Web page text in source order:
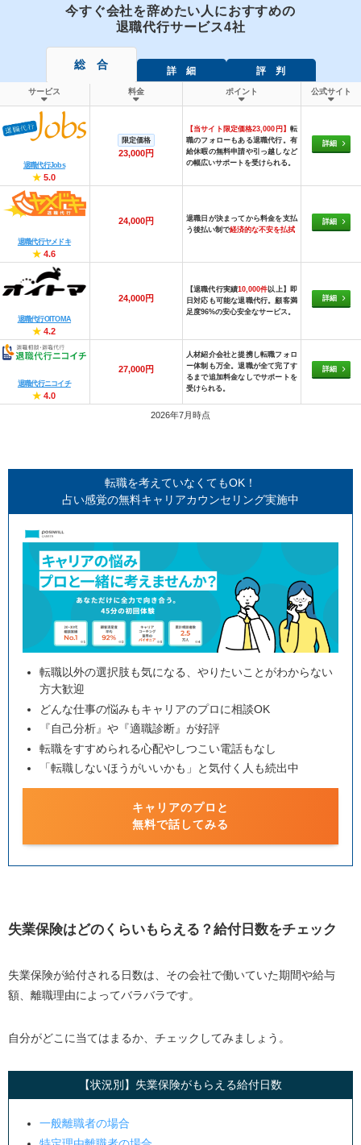
今すぐ会社を辞めたい人におすすめの
退職代行サービス4社
総 合 詳 細 評 判
サービス 料金 ポイント 公式サイト
退職代行Jobs
★ 5.0
限定価格
23,000円
【当サイト限定価格23,000円】 転
職のフォローもある退職代行。有
給休暇の無料申請や引っ越しなど
の幅広いサポートを受けられる。
詳細
退職代行ヤメドキ
★ 4.6
24,000円
退職日が決まってから料金を支払
う後払い制で経済的な不安を払拭
詳細
退職代行OITOMA
★ 4.2
24,000円
【退職代行実績10,000件以上】即
日対応も可能な退職代行。顧客満
足度96%の安心安全なサービス。
詳細
退職代行ニコイチ
★ 4.0
27,000円
人材紹介会社と提携し転職フォロ
ー体制も万全。退職が全て完了す
るまで追加料金なしでサポートを
受けられる。
詳細
2026年7月時点
転職を考えていなくてもOK！
占い感覚の無料キャリアカウンセリング実施中
転職以外の選択肢も気になる、やりたいことがわからない
方大歓迎
どんな仕事の悩みもキャリアのプロに相談OK
『自己分析』や『適職診断』が好評
転職をすすめられる心配やしつこい電話もなし
「転職しないほうがいいかも」と気付く人も続出中
キャリアのプロと
無料で話してみる
失業保険はどのくらいもらえる？給付日数をチェック
失業保険が給付される日数は、その会社で働いていた期間や給与
額、離職理由によってバラバラです。
自分がどこに当てはまるか、チェックしてみましょう。
【状況別】失業保険がもらえる給付日数
一般離職者の場合